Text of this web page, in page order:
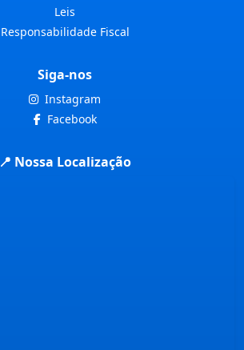
Leis
Responsabilidade Fiscal
Siga-nos
Instagram
Facebook
📍 Nossa Localização